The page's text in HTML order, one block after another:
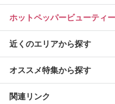
ホットペッパービューティ
近くのエリアから探す
オススメ特集から探す
関連リンク